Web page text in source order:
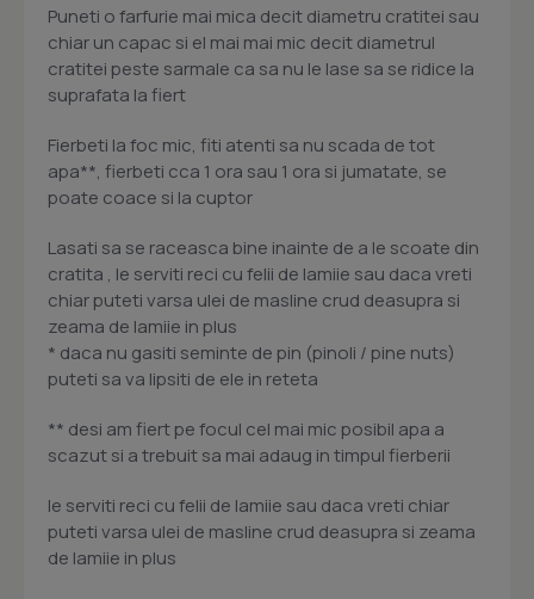
Puneti o farfurie mai mica decit diametru cratitei sau
chiar un capac si el mai mai mic decit diametrul
cratitei peste sarmale ca sa nu le lase sa se ridice la
suprafata la fiert
Fierbeti la foc mic, fiti atenti sa nu scada de tot
apa**, fierbeti cca 1 ora sau 1 ora si jumatate, se
poate coace si la cuptor
Lasati sa se raceasca bine inainte de a le scoate din
cratita , le serviti reci cu felii de lamiie sau daca vreti
chiar puteti varsa ulei de masline crud deasupra si
zeama de lamiie in plus
* daca nu gasiti seminte de pin (pinoli / pine nuts)
puteti sa va lipsiti de ele in reteta
** desi am fiert pe focul cel mai mic posibil apa a
scazut si a trebuit sa mai adaug in timpul fierberii
le serviti reci cu felii de lamiie sau daca vreti chiar
puteti varsa ulei de masline crud deasupra si zeama
de lamiie in plus